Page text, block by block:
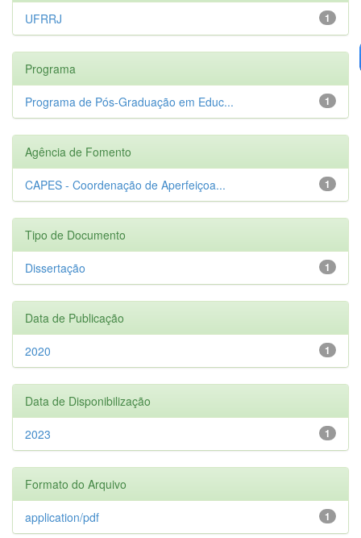
1
UFRRJ
Programa
1
Programa de Pós-Graduação em Educ...
Agência de Fomento
1
CAPES - Coordenação de Aperfeiçoa...
Tipo de Documento
1
Dissertação
Data de Publicação
1
2020
Data de Disponibilização
1
2023
Formato do Arquivo
1
application/pdf